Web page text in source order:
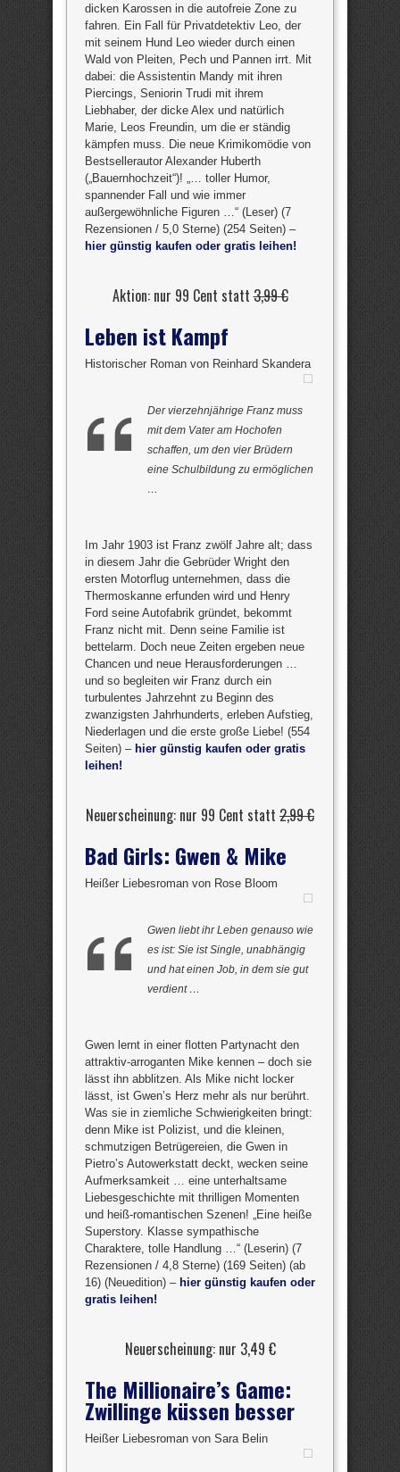
dicken Karossen in die autofreie Zone zu
fahren. Ein Fall für Privatdetektiv Leo, der
mit seinem Hund Leo wieder durch einen
Wald von Pleiten, Pech und Pannen irrt. Mit
dabei: die Assistentin Mandy mit ihren
Piercings, Seniorin Trudi mit ihrem
Liebhaber, der dicke Alex und natürlich
Marie, Leos Freundin, um die er ständig
kämpfen muss. Die neue Krimikomödie von
Bestsellerautor Alexander Huberth
(„Bauernhochzeit“)! „… toller Humor,
spannender Fall und wie immer
außergewöhnliche Figuren …“ (Leser) (7
Rezensionen / 5,0 Sterne) (254 Seiten) –
hier günstig kaufen oder gratis leihen!
Aktion: nur 99 Cent statt3,99 €
Leben ist Kampf
Historischer Roman von Reinhard Skandera
Der vierzehnjährige Franz muss
mit dem Vater am Hochofen
schaffen, um den vier Brüdern
eine Schulbildung zu ermöglichen
…
Im Jahr 1903 ist Franz zwölf Jahre alt; dass
in diesem Jahr die Gebrüder Wright den
ersten Motorflug unternehmen, dass die
Thermoskanne erfunden wird und Henry
Ford seine Autofabrik gründet, bekommt
Franz nicht mit. Denn seine Familie ist
bettelarm. Doch neue Zeiten ergeben neue
Chancen und neue Herausforderungen …
und so begleiten wir Franz durch ein
turbulentes Jahrzehnt zu Beginn des
zwanzigsten Jahrhunderts, erleben Aufstieg,
Niederlagen und die erste große Liebe! (554
Seiten) – hier günstig kaufen oder gratis
leihen!
Neuerscheinung: nur 99 Cent statt 2,99 €
Bad Girls: Gwen & Mike
Heißer Liebesroman von Rose Bloom
Gwen liebt ihr Leben genauso wie
es ist: Sie ist Single, unabhängig
und hat einen Job, in dem sie gut
verdient …
Gwen lernt in einer flotten Partynacht den
attraktiv-arroganten Mike kennen – doch sie
lässt ihn abblitzen. Als Mike nicht locker
lässt, ist Gwen’s Herz mehr als nur berührt.
Was sie in ziemliche Schwierigkeiten bringt:
denn Mike ist Polizist, und die kleinen,
schmutzigen Betrügereien, die Gwen in
Pietro’s Autowerkstatt deckt, wecken seine
Aufmerksamkeit … eine unterhaltsame
Liebesgeschichte mit thrilligen Momenten
und heiß-romantischen Szenen! „Eine heiße
Superstory. Klasse sympathische
Charaktere, tolle Handlung …“ (Leserin) (7
Rezensionen / 4,8 Sterne) (169 Seiten) (ab
16) (Neuedition) – hier günstig kaufen oder
gratis leihen!
Neuerscheinung: nur 3,49 €
The Millionaire’s Game:
Zwillinge küssen besser
Heißer Liebesroman von Sara Belin